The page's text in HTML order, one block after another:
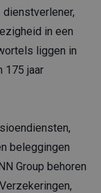
dienstverlener,
in een
liggen in
175 jaar
beleggingen
Group behoren